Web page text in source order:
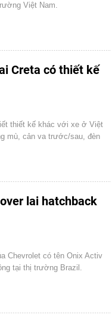
Việt Nam.
Creta có thiết kế
thiết kế khác với xe ở Việt
mù, cản va trước/sau, đèn
lai hatchback
Chevrolet có tên Onix Activ
tại thị trường Brazil.